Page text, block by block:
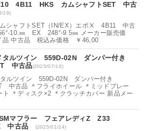
10 4B11 HKS カムシャフトSET 中古
19)
シャフトSET（IN/EX）エボⅩ 4B11 中古
10.㎜ EX 248°-9.5㎜ メーカー販売価
中古品 税込み価格 ￥46,00
ルツイン 559D-02N ダンパー付き
中古品(2025/07/16)
ルツイン 559D-02N ダンパー付き
中古品 ＊フライホイール ＊ミッドプレー
＊ディスク×2 ＊クラッチカバー 新品メー
マフラー フェアレディZ Z33
中古品
(2025/01/24)